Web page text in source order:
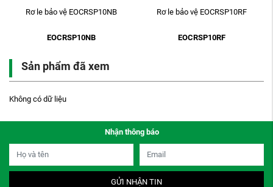
Rơ le bảo vệ EOCRSP10NB
EOCRSP10NB
Rơ le bảo vệ EOCRSP10RF
EOCRSP10RF
Sản phẩm đã xem
Không có dữ liệu
Nhận thông báo
GỬI NHẬN TIN